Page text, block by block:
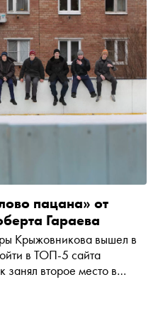
пацана» от
Гараева
Крыжовникова вышел в
Криминальный